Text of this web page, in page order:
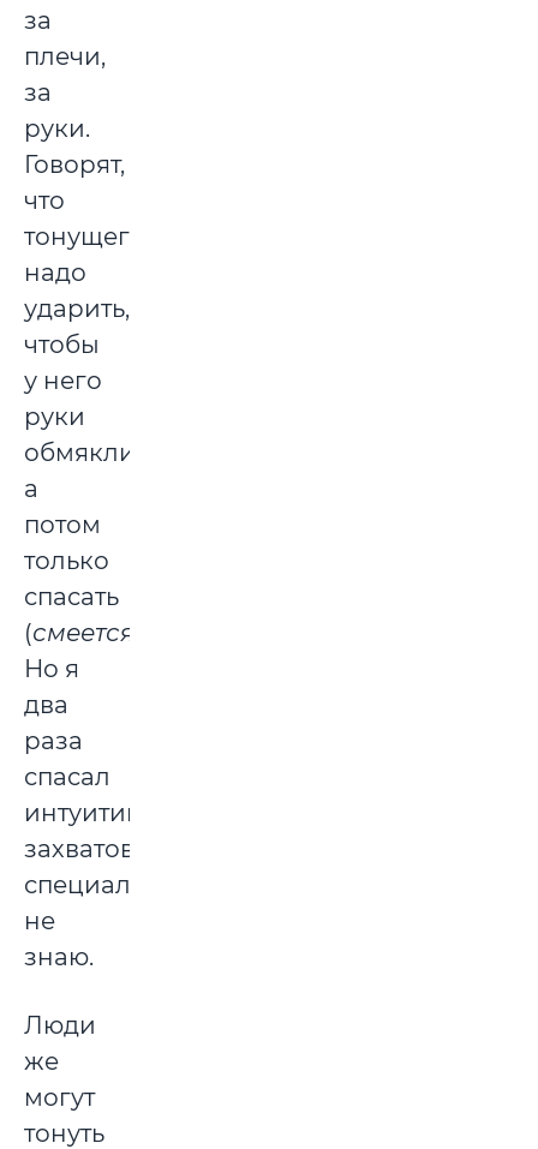
за
плечи,
за
руки.
Говорят,
что
тонущего
надо
ударить,
чтобы
у него
руки
обмякли,
а
потом
только
спасать
(смеется)
Но я
два
раза
спасал
интуитивно,
захватов
специальных
не
знаю.
Люди
же
могут
тонуть